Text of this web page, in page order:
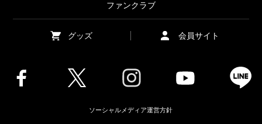
ファンクラブ
グッズ 会員サイト
ソーシャルメディア運営方針